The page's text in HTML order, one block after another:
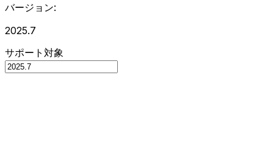
バージョン:
2025.7
サポート対象